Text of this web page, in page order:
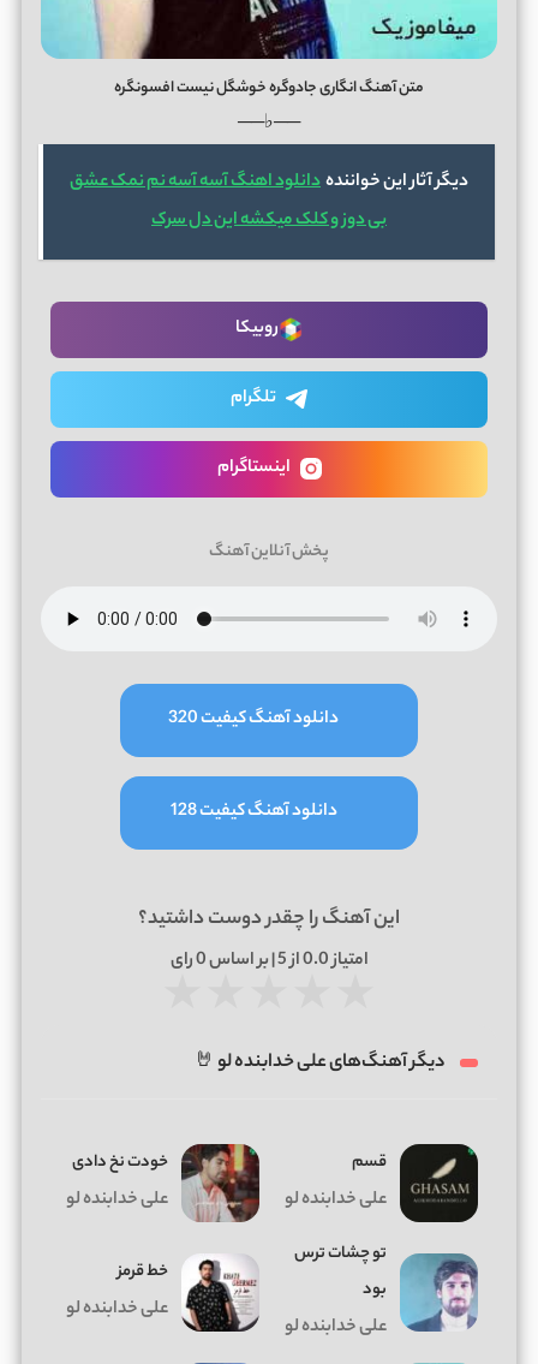
متن آهنگ انگاری جادوگره خوشگل نیست افسونگره
──♭──
دیگر آثار این خوانندهدانلود اهنگ آسه آسه نم نمک عشق
بی دوز و کلک میکشه این دل سرک
روبیکا
تلگرام
اینستاگرام
پخش آنلاین آهنگ
دانلود آهنگ کیفیت 320
دانلود آهنگ کیفیت 128
این آهنگ را چقدر دوست داشتید؟
امتیاز0.0از 5 | بر اساس 0رای
دیگر آهنگ‌های علی خدابنده لو 🤘
قسم
علی خدابنده لو
خودت نخ دادی
علی خدابنده لو
تو چشات ترس
بود
علی خدابنده لو
خط قرمز
علی خدابنده لو